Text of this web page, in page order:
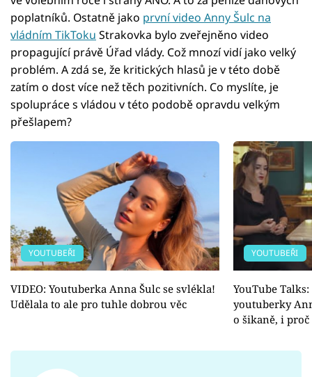
poplatníků. Ostatně jako první video Anny Šulc na
vládním TikToku Strakovka bylo zveřejněno video
propagující právě Úřad vlády. Což mnozí vidí jako velký
problém. A zdá se, že kritických hlasů je v této době
zatím o dost více než těch pozitivních. Co myslíte, je
spolupráce s vládou v této podobě opravdu velkým
přešlapem?
YOUTUBEŘI
VIDEO: Youtuberka Anna Šulc se svlékla!
Udělala to ale pro tuhle dobrou věc
YOUTUBEŘI
YouTube
youtuberky
o šikaně, i